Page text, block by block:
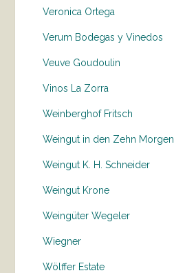
Veronica Ortega
Verum Bodegas y Vinedos
Veuve Goudoulin
Vinos La Zorra
Weinberghof Fritsch
Weingut in den Zehn Morgen
Weingut K. H. Schneider
Weingut Krone
Weingüter Wegeler
Wiegner
Wölffer Estate